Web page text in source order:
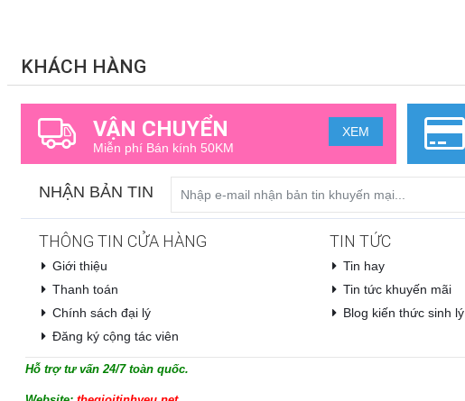
KHÁCH HÀNG
VẬN CHUYỂN
Miễn phí Bán kính 50KM
XEM
NHẬN BẢN TIN
THÔNG TIN CỬA HÀNG
Giới thiệu
Thanh toán
Chính sách đại lý
Đăng ký cộng tác viên
TIN TỨC
Tin hay
Tin tức khuyến mãi
Blog kiến thức sinh lý
Hỗ trợ tư vấn 24/7 toàn quốc.